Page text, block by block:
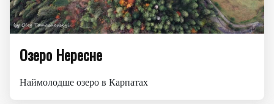
Озеро Нересне
Наймолодше озеро в Карпатах